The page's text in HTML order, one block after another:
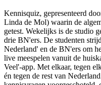
Kennisquiz, gepresenteerd
Linda de Mol) waarin de
getest. Wekelijks is de studio
drie BN'ers. De studenten
Nederland' en de BN'ers om
live meespelen vanuit de
Veel'-app. Met elkaar, tegen
én tegen de rest van